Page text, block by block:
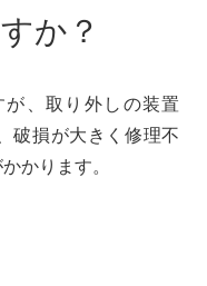
か？
、取り外しの装置
破損が大きく修理不
かります。